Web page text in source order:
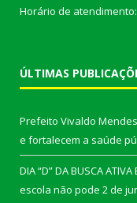
Horário de atendimento:
ÚLTIMAS
Prefeito Vivaldo
e fortalecem a saúde
DIA “D” DA BUSCA
escola não pode 2 de